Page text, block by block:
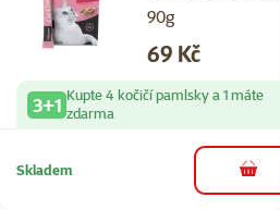
90g
Cena
69 Kč
3+1 Kupte 4 kočičí pamlsky a 1 máte
zdarma
Skladem do